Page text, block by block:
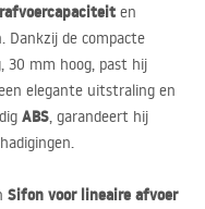
en
Dankzij de compacte
30 mm hoog, past hij
elegante uitstraling en
ABS, garandeert hij
Sifon voor lineaire afvoer